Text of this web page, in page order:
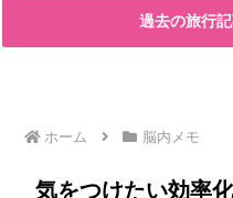
過去の旅行
ホーム 脳内メモ
気をつけたい効率